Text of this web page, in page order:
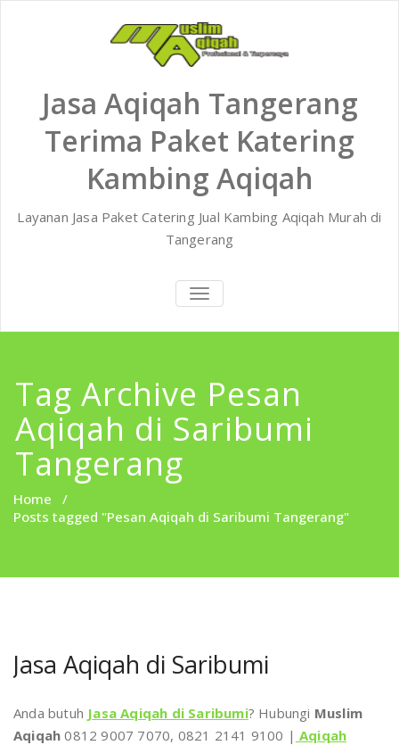
Jasa Aqiqah Tangerang
Terima Paket Katering
Kambing Aqiqah
Layanan Jasa Paket Catering Jual Kambing Aqiqah Murah di
Tangerang
TOGGLE
NAVIGATION
Tag Archive Pesan
Aqiqah di Saribumi
Tangerang
Home /
Posts tagged "Pesan Aqiqah di Saribumi Tangerang"
Jasa Aqiqah di Saribumi
Anda butuh Jasa Aqiqah di Saribumi? Hubungi Muslim
Aqiqah 0812 9007 7070, 0821 2141 9100 | Aqiqah